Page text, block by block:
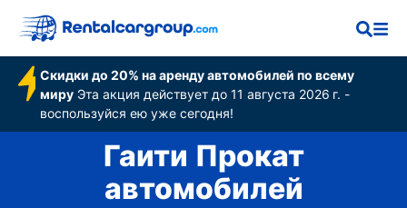
Скидки до 20% на аренду автомобилей по всему
мируЭта акция действует до 11 августа 2026 г. -
воспользуйся ею уже сегодня!
Гаити Прокат
автомобилей